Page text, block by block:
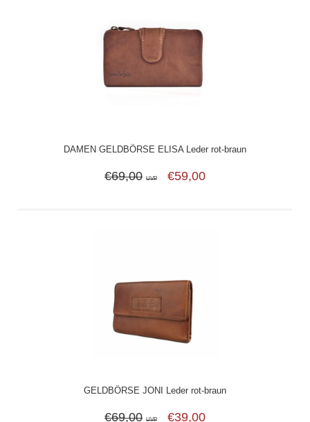
DAMEN GELDBÖRSE ELISA Leder rot-braun
€69,00 UVP €59,00
GELDBÖRSE JONI Leder rot-braun
€69,00 UVP €39,00